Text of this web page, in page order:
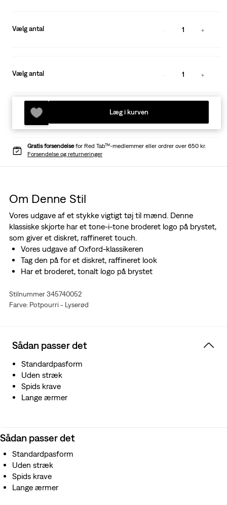
Vælg antal 1
Vælg antal 1
Læg i kurven
Gratis forsendelsefor Red Tab™-medlemmer eller ordrer over 650 kr.
Forsendelse og returneringer
Om Denne Stil
Vores udgave af et stykke vigtigt tøj til mænd. Denne
klassiske skjorte har et tone-i-tone broderet logo på brystet,
som giver et diskret, raffineret touch.
Vores udgave af Oxford-klassikeren
Tag den på for et diskret, raffineret look
Har et broderet, tonalt logo på brystet
Stilnummer 345740052
Farve: Potpourri - Lyserød
Sådan passer det
Standardpasform
Uden stræk
Spids krave
Lange ærmer
Sådan passer det
Standardpasform
Uden stræk
Spids krave
Lange ærmer